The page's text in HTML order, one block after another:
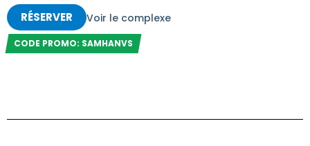
RÉSERVER Voir le complexe
CODE PROMO: SAMHANVS